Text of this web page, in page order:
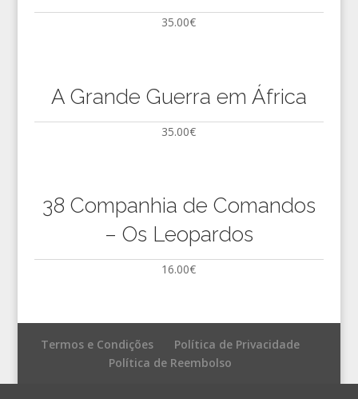
35.00€
A Grande Guerra em África
35.00€
38 Companhia de Comandos
– Os Leopardos
16.00€
Termos e Condições
Política de Privacidade
Política de Reembolso